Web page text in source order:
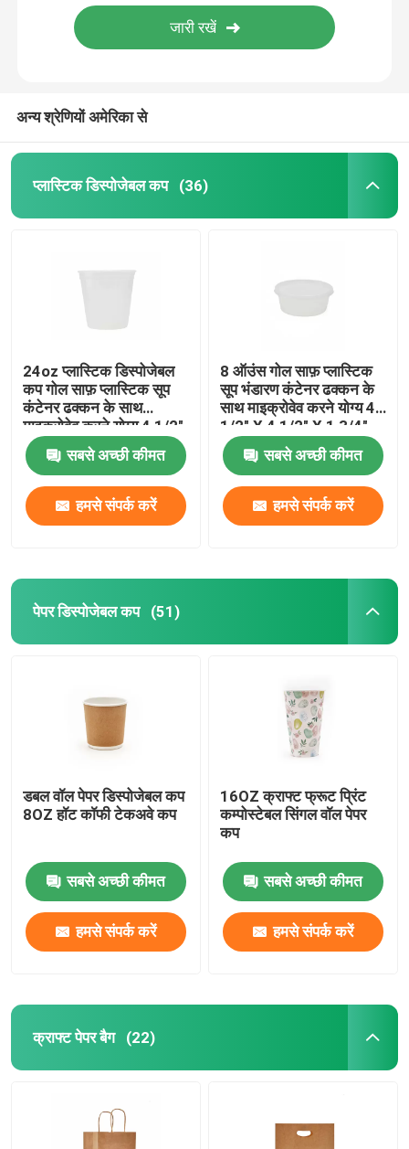
उत्पादों
अन्य श्रेणियों अमेरिका से
प्लास्टिक डिस्पोजेबल कप (36)
24oz प्लास्टिक डिस्पोजेबल
कप गोल साफ़ प्लास्टिक सूप
कंटेनर ढक्कन के साथ
माइक्रोवेव करने योग्य 4 1/2"
X 4 1/2" X 4 1/4"
सबसे अच्छी कीमत
हमसे संपर्क करें
8 ऑउंस गोल साफ़ प्लास्टिक
सूप भंडारण कंटेनर ढक्कन के
साथ माइक्रोवेव करने योग्य 4
1/2" X 4 1/2" X 1 3/4"
सबसे अच्छी कीमत
हमसे संपर्क करें
पेपर डिस्पोजेबल कप (51)
डबल वॉल पेपर डिस्पोजेबल कप
8OZ ​​हॉट कॉफी टेकअवे कप
सबसे अच्छी कीमत
हमसे संपर्क करें
16OZ क्राफ्ट फ्रूट प्रिंट
कम्पोस्टेबल सिंगल वॉल पेपर
कप
सबसे अच्छी कीमत
हमसे संपर्क करें
क्राफ्ट पेपर बैग (22)